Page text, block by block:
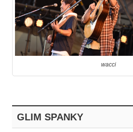
wacci
GLIM SPANKY